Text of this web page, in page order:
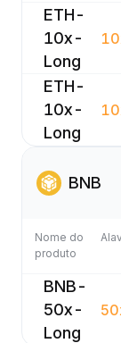
ETH-
10x-
Long
ETH-
10x-
Long
BNB
Nome do
produto
BNB-
50x-
Long